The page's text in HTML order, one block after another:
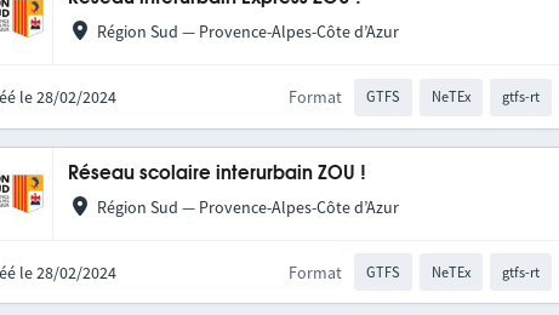
Région Sud — Provence-Alpes-Côte d’Azur
le 28/02/2024 Format GTFS NeTEx gtfs-rt
Réseau scolaire interurbain ZOU !
Région Sud — Provence-Alpes-Côte d’Azur
le 28/02/2024 Format GTFS NeTEx gtfs-rt